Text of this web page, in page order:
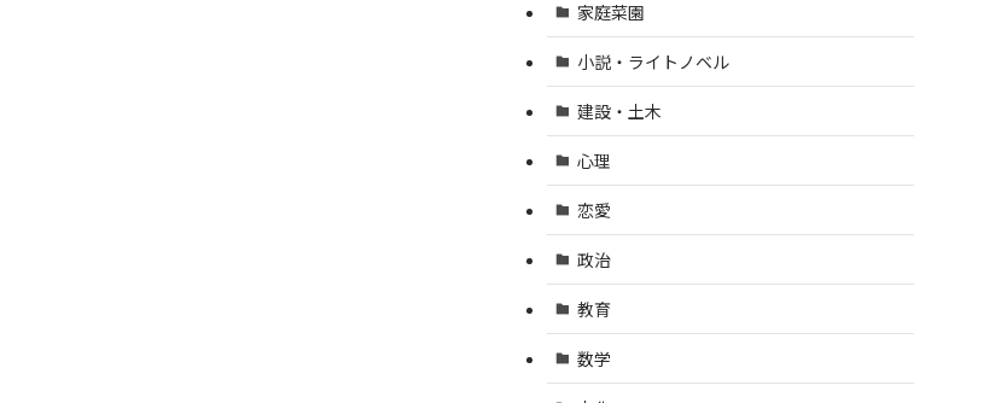
家庭菜園
小説・ライトノベル
建設・土木
心理
恋愛
政治
教育
数学